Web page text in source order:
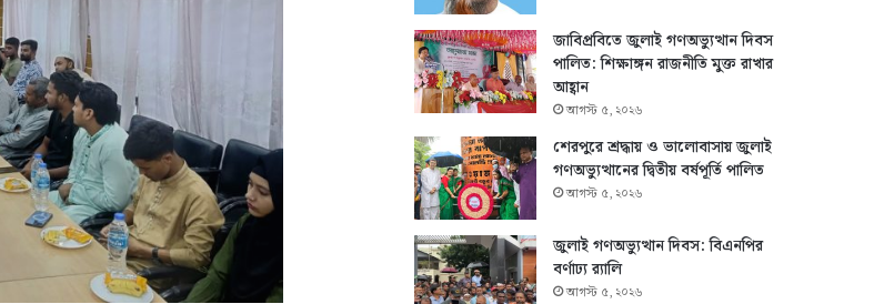
জাবিপ্রবিতে জুলাই গণঅভ্যুত্থান দিবস
পালিত: শিক্ষাঙ্গন রাজনীতি মুক্ত রাখার
আহ্বান
আগস্ট ৫, ২০২৬
শেরপুরে শ্রদ্ধায় ও ভালোবাসায় জুলাই
গণঅভ্যুত্থানের দ্বিতীয় বর্ষপূর্তি পালিত
আগস্ট ৫, ২০২৬
জুলাই গণঅভ্যুত্থান দিবস: বিএনপির
বর্ণাঢ্য র‍্যালি
আগস্ট ৫, ২০২৬